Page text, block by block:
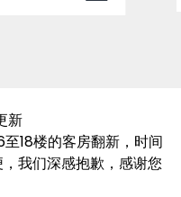
新
18楼的客房翻新，时间
我们深感抱歉，感谢您